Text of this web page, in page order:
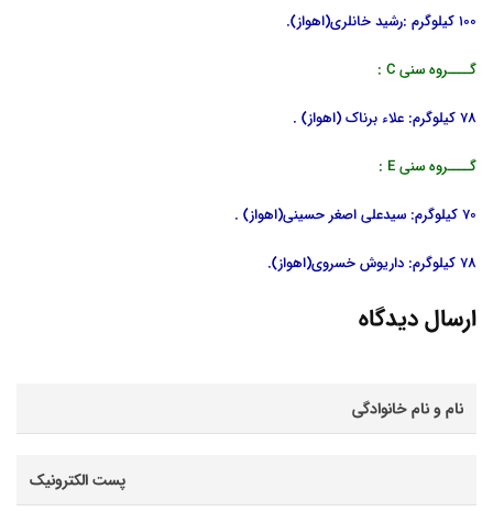
100 کیلوگرم :رشید خانلری(اهواز).
گــــروه سنی C :
78 کیلوگرم: علاء برناک (اهواز) .
گــــروه سنی E :
70 کیلوگرم: سیدعلی اصغر حسینی(اهواز) .
78 کیلوگرم: داریوش خسروی(اهواز).
ارسال دیدگاه